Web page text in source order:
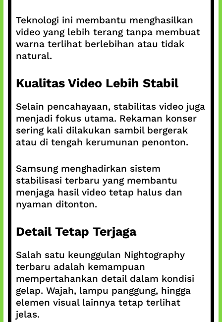
Teknologi ini membantu menghasilkan
video yang lebih terang tanpa membuat
warna terlihat berlebihan atau tidak
natural.
Kualitas Video Lebih Stabil
Selain pencahayaan, stabilitas video juga
menjadi fokus utama. Rekaman konser
sering kali dilakukan sambil bergerak
atau di tengah kerumunan penonton.
Samsung menghadirkan sistem
stabilisasi terbaru yang membantu
menjaga hasil video tetap halus dan
nyaman ditonton.
Detail Tetap Terjaga
Salah satu keunggulan Nightography
terbaru adalah kemampuan
mempertahankan detail dalam kondisi
gelap. Wajah, lampu panggung, hingga
elemen visual lainnya tetap terlihat
jelas.